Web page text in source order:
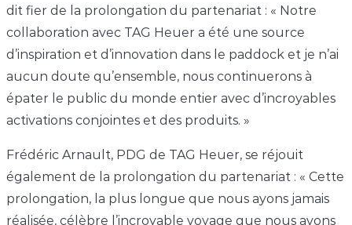
dit fier de la prolongation du partenariat : « Notre
collaboration avec TAG Heuer a été une source
d’inspiration et d’innovation dans le paddock et je n’ai
aucun doute qu’ensemble, nous continuerons à
épater le public du monde entier avec d’incroyables
activations conjointes et des produits. »
Frédéric Arnault, PDG de TAG Heuer, se réjouit
également de la prolongation du partenariat : « Cette
prolongation, la plus longue que nous ayons jamais
réalisée, célèbre l’incroyable voyage que nous avons